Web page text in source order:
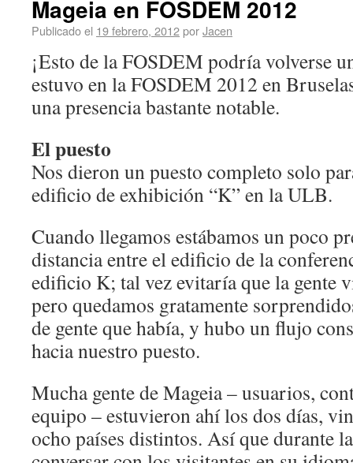
Mageia en FOSDEM 2012
Publicado el 19 febrero, 2012porJacen
¡Esto de la FOSDEM podría volverse
estuvo en la FOSDEM 2012 en
una presencia bastante notable.
El puesto
Nos dieron un puesto completo solo
edificio de exhibición “K” en la ULB.
Cuando llegamos estábamos un poco
distancia entre el edificio de la
edificio K; tal vez evitaría que la gente
pero quedamos gratamente
de gente que había, y hubo un flujo
hacia nuestro puesto.
Mucha gente de Mageia – usuarios,
equipo – estuvieron ahí los dos días,
ocho países distintos. Así que durante